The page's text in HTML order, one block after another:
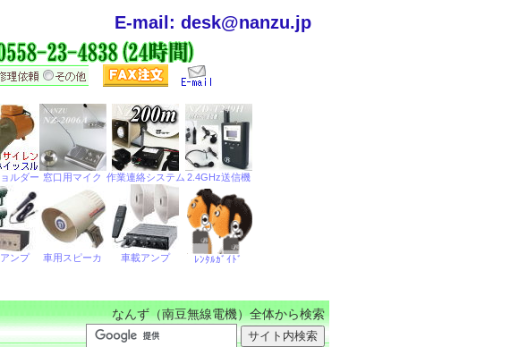
E-mail: desk@nanzu.jp
なんず（南豆無線電機）全体から検索